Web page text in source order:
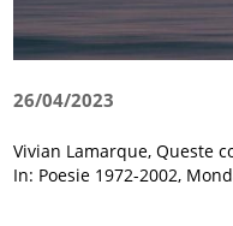
26/04/2023
Vivian Lamarque, Queste
In: Poesie 1972-2002,